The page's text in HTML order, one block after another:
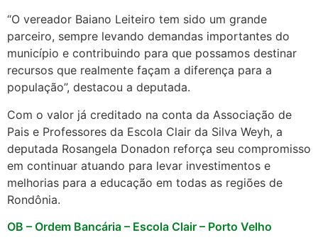
“O vereador Baiano Leiteiro tem sido um grande
parceiro, sempre levando demandas importantes do
município e contribuindo para que possamos destinar
recursos que realmente façam a diferença para a
população”, destacou a deputada.
Com o valor já creditado na conta da Associação de
Pais e Professores da Escola Clair da Silva Weyh, a
deputada Rosangela Donadon reforça seu compromisso
em continuar atuando para levar investimentos e
melhorias para a educação em todas as regiões de
Rondônia.
OB – Ordem Bancária – Escola Clair – Porto Velho